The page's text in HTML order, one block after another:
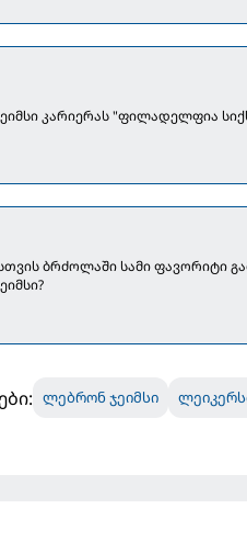
კარიერას "ფილადელფია
ბრძოლაში სამი ფავორიტი
ლებრონ ჯეიმსი